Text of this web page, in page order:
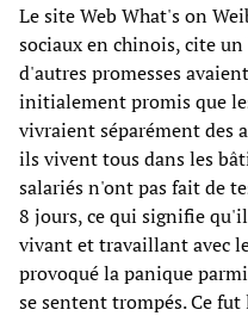
Le site Web What's on
sociaux en chinois, cite
d'autres promesses
initialement promis que
vivraient séparément des
ils vivent tous dans les
salariés n'ont pas fait de
8 jours, ce qui signifie
vivant et travaillant avec
provoqué la panique
se sentent trompés. Ce